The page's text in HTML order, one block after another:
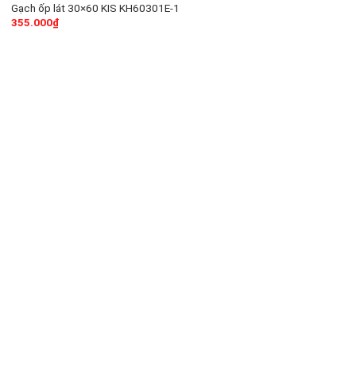
Gạch ốp lát 30×60 KIS KH60301E-1
355.000₫